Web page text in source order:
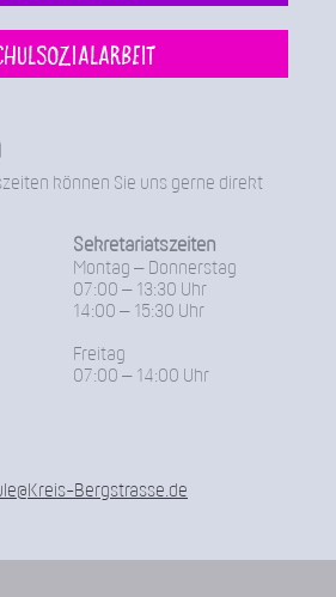
können Sie uns gerne direkt
Sekretariatszeiten
Montag – Donnerstag
07:00 – 13:30 Uhr
14:00 – 15:30 Uhr
Freitag
07:00 – 14:00 Uhr
Bergstrasse.de